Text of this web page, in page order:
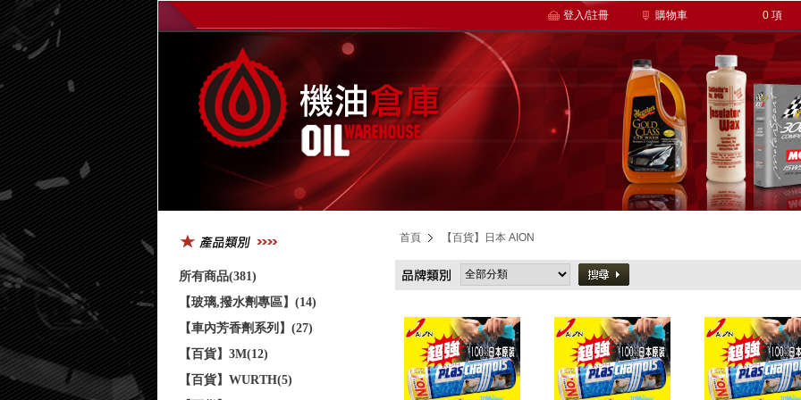
0 項
購物車
登入/註冊
所有商品(381)
【玻璃,撥水劑專區】(14)
【車內芳香劑系列】(27)
【百貨】3M(12)
【百貨】WURTH(5)
首頁 【百貨】日本 AION